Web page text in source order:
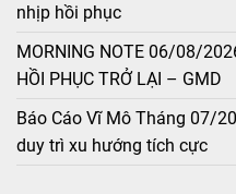
nhịp hồi phục
MORNING NOTE 06/08/
HỒI PHỤC TRỞ LẠI – GMD
Báo Cáo Vĩ Mô Tháng 07/
duy trì xu hướng tích cực